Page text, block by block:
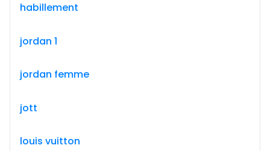
habillement
jordan 1
jordan femme
jott
louis vuitton